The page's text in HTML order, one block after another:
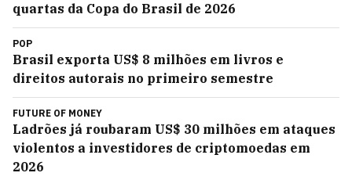
quartas da Copa do Brasil de 2026
POP
Brasil exporta US$ 8 milhões em livros e
direitos autorais no primeiro semestre
FUTURE OF MONEY
Ladrões já roubaram US$ 30 milhões em ataques
violentos a investidores de criptomoedas em
2026